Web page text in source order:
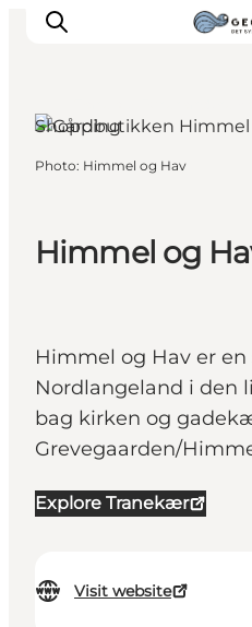
Videos
Himmel og
Himmel og Hav er
Nordlangeland i den
bag kirken og
Grevegaarden/
Explore Tranekær
Visit website
Shopping
Photo: Himmel og Hav